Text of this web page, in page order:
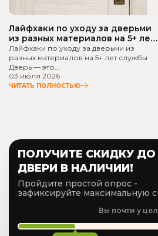
Лайфхаки по уходу за дверьми
из разных материалов на 5+ лет
службы
Лайфхаки по уходу за дверьми из
разных материалов на 5+ лет службы
Дверь — это…
03 июля 2026
ЧИТАТЬ ПОЛНОСТЬЮ
ПОЛУЧИТЕ СКИДКУ ДО
ДВЕРИ В НАЛИЧИИ!
Пройдите простой опрос -
зафиксируйте максимальную
Вы почти у